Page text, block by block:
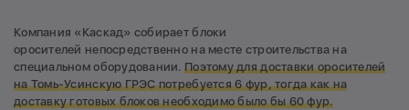
Компания «Каскад» собирает блоки
оросителей непосредственно на месте строительства на
специальном оборудовании.Поэтому для доставки оросителей
на Томь-Усинскую ГРЭС потребуется 6 фур, тогда как на
доставку готовых блоков необходимо было бы 60 фур.